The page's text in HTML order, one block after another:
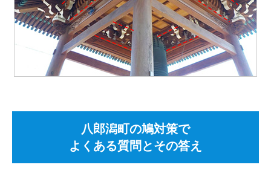
八郎潟町の鳩対策で
よくある質問とその答え